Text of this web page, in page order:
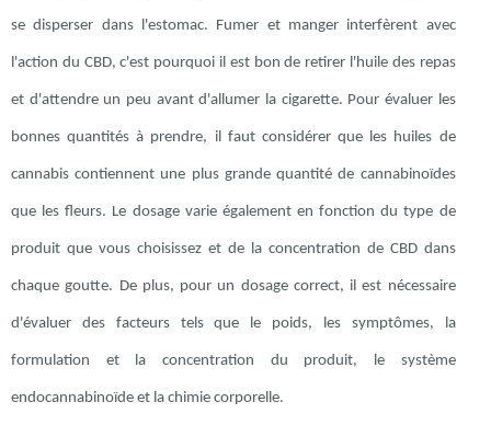
se disperser dans l'estomac. Fumer et manger interfèrent avec
l'action du CBD, c'est pourquoi il est bon de retirer l'huile des repas
et d'attendre un peu avant d'allumer la cigarette. Pour évaluer les
bonnes quantités à prendre, il faut considérer que les huiles de
cannabis contiennent une plus grande quantité de cannabinoïdes
que les fleurs. Le dosage varie également en fonction du type de
produit que vous choisissez et de la concentration de CBD dans
chaque goutte. De plus, pour un dosage correct, il est nécessaire
d'évaluer des facteurs tels que le poids, les symptômes, la
formulation et la concentration du produit, le système
endocannabinoïde et la chimie corporelle.